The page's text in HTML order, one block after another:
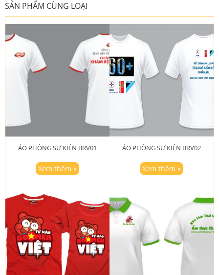
SẢN PHẨM CÙNG LOẠI
ÁO PHÔNG SỰ KIỆN BRV01
Xem thêm »
ÁO PHÔNG SỰ KIỆN BRV02
Xem thêm »